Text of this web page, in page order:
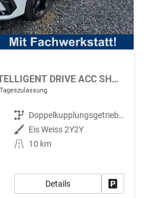
1.5 eTSI DSG NAVI INTELLIGENT DRIVE ACC SHZ KEYLESS
Getriebe
Doppelkupplungsgetriebe (DSG)
Außenfarbe Eis Weiss 2Y2Y
Kilometerstand
10 km
Details